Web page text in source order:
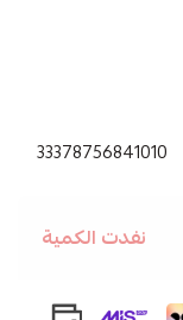
33378756841010
نفدت الكمية